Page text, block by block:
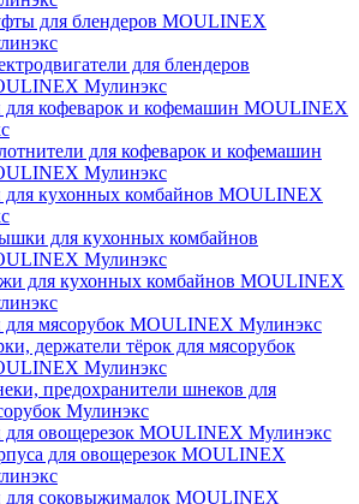
для блендеров MOULINEX
для блендеров
Мулинэкс
для кофеварок и кофемашин MOULINEX
для кофеварок и кофемашин
Мулинэкс
для кухонных комбайнов MOULINEX
для кухонных комбайнов
Мулинэкс
для кухонных комбайнов MOULINEX
для мясорубок MOULINEX Мулинэкс
держатели тёрок для мясорубок
Мулинэкс
предохранители шнеков для
Мулинэкс
для овощерезок MOULINEX Мулинэкс
для овощерезок MOULINEX
для соковыжималок MOULINEX